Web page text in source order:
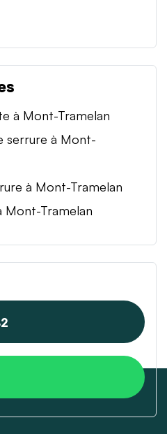
à Mont-Tramelan
serrure à Mont-
à Mont-Tramelan
Mont-Tramelan